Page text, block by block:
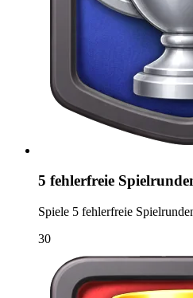
5 fehlerfreie
Spiele 5 fehlerfreie
30